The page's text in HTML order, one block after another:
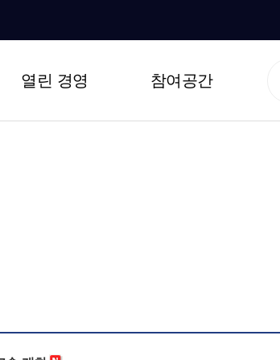
열린 경영 참여공간